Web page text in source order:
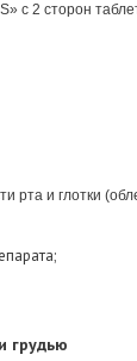
c 2 сторон
и глотки
грудью